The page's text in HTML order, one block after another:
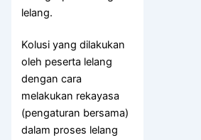
lelang.
Kolusi yang dilakukan
oleh peserta lelang
dengan cara
melakukan rekayasa
(pengaturan bersama)
dalam proses lelang